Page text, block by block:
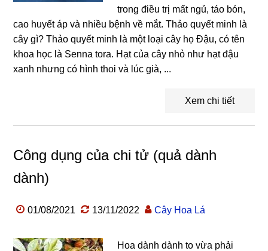
trong điều trị mất ngủ, táo bón,
cao huyết áp và nhiều bệnh về mắt. Thảo quyết minh là
cây gì? Thảo quyết minh là một loại cây họ Đậu, có tên
khoa học là Senna tora. Hạt của cây nhỏ như hạt đậu
xanh nhưng có hình thoi và lúc già, ...
Xem chi tiết
Công dụng của chi tử (quả dành
dành)
01/08/2021 13/11/2022 Cây Hoa Lá
Hoa dành dành to vừa phải